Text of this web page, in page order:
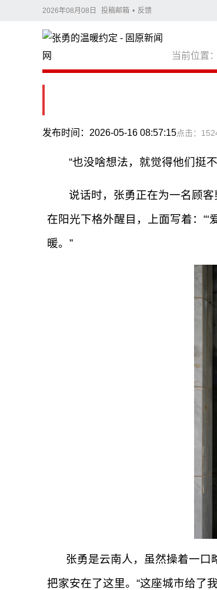
2026年08月08日 投稿邮箱 • 反馈
当前位置：
点击：
发布时间：2026-05-16 08:57:15
“也没啥想法，就觉得他们挺
说话时，张勇正在为一名顾
在阳光下格外醒目，上面写着：
暖。”
张勇是云南人，虽然操着一
把家安在了这里。“这座城市给了